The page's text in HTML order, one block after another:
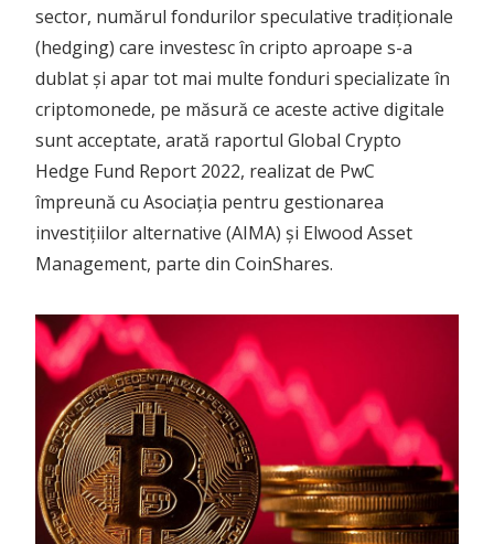
sector, numărul fondurilor speculative tradiționale
(hedging) care investesc în cripto aproape s-a
dublat și apar tot mai multe fonduri specializate în
criptomonede, pe măsură ce aceste active digitale
sunt acceptate, arată raportul Global Crypto
Hedge Fund Report 2022, realizat de PwC
împreună cu Asociația pentru gestionarea
investițiilor alternative (AIMA) și Elwood Asset
Management, parte din CoinShares.